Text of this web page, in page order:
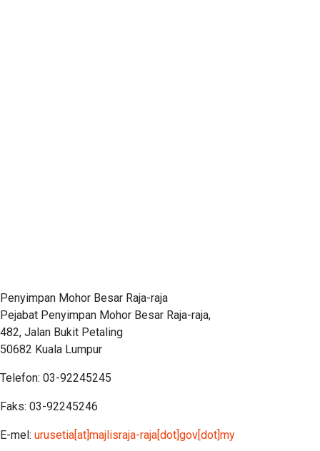
Penyimpan Mohor Besar Raja-raja
Pejabat Penyimpan Mohor Besar Raja-raja,
482, Jalan Bukit Petaling
50682 Kuala Lumpur
Telefon: 03-92245245
Faks: 03-92245246
E-mel: urusetia[at]majlisraja-raja[dot]gov[dot]my